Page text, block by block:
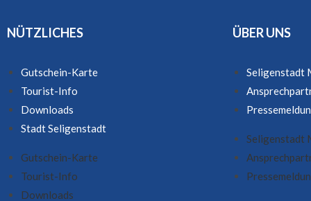
NÜTZLICHES
Gutschein-Karte
Tourist-Info
Downloads
Stadt Seligenstadt
Gutschein-Karte
Tourist-Info
Downloads
ÜBER UNS
Seligenstadt
Seligenstadt